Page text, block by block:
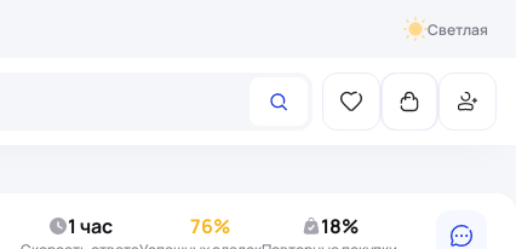
Светлая
1 час 76% 18%